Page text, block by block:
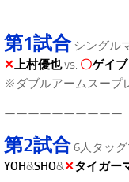
第1試合シングル
✕上村優也vs. 〇ゲイ
※ダブルアームスープ
ーーーーーーーーーー
第2試合6人タッ
YOH&SHO&✕タイガー